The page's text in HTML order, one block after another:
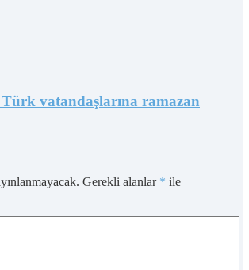
vatandaşlarına ramazan
Gerekli alanlar * ile